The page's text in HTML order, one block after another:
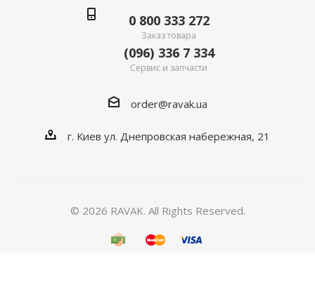
0 800 333 272
Заказ товара
(096) 336 7 334
Сервис и запчасти
order@ravak.ua
г. Киев ул. Днепровская набережная, 21
© 2026 RAVAK. All Rights Reserved.